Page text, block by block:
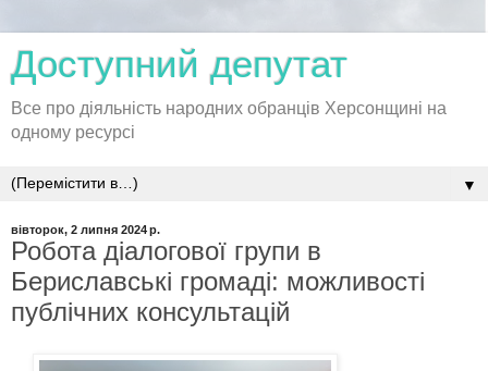
Доступний депутат
Все про діяльність народних обранців Херсонщині на
одному ресурсі
▼
вівторок, 2 липня 2024 р.
Робота діалогової групи в
Бериславські громаді: можливості
публічних консультацій